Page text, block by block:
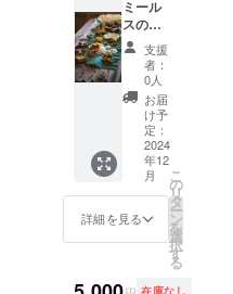
融機関
に融資
をお願
いして
どう
だった
か。物
件の見
方、不
動産の
注意
点。誰
に相談
ど。 ・
のグ
ループ
レッス
ンで
す。 ・
実施概
要：180
分×1回
・有効
期限：
2026年
12月末
まで ・
メール
るフワ
パラの
タイプ
です。
大変す
ぎて封
印して
まし
た。冷
凍でお
送りし
ます。
「原材
料及び
添加物
品表示
に教え
ます。
色が別
れてい
るフワ
パラの
タイプ
です。
食事、
ビリヤ
ニの哲
学の部
分から
教えま
す。
12月ま
ミール
スの教
室】 ベ
ジミー
ルスを
教えま
す。15
品目程
度。 食
事、
ミール
スの哲
学的な
ところ
から実
成の仕
支援
者：
0人
お届
け予
定：
2024
年12
月
詳細を見る
こ
の
リ
タ
ー
ン
を
選
択
す
る
在庫なし